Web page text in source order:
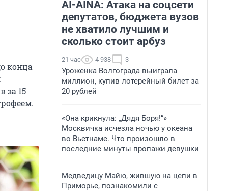
конца
за 15
AI-AINA: Атака на соцсети
депутатов, бюджета вузов
не хватило лучшим и
сколько стоит арбуз
21 час 4 938 3
Уроженка Волгограда выиграла
миллион, купив лотерейный билет за
20 рублей
«Она крикнула: „Дядя Боря!“»
Москвичка исчезла ночью у океана
во Вьетнаме. Что произошло в
последние минуты пропажи девушки
Медведицу Майю, жившую на цепи в
Приморье, познакомили с